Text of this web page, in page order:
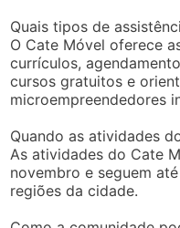
Quais tipos de
O Cate Móvel oferece
currículos,
cursos gratuitos e
microempreendedores
Quando as atividades
As atividades do Cate
novembro e seguem
regiões da cidade.